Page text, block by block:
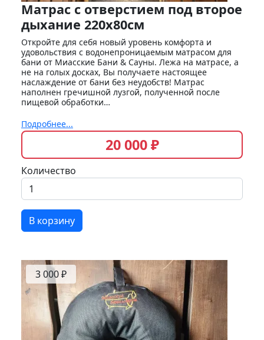
Матрас с отверстием под второе
дыхание 220х80см
Откройте для себя новый уровень комфорта и
удовольствия с водонепроницаемым матрасом для
бани от Миасские Бани & Сауны. Лежа на матрасе, а
не на голых досках, Вы получаете настоящее
наслаждение от бани без неудобств! Матрас
наполнен гречишной лузгой, полученной после
пищевой обработки…
Подробнее...
20 000 ₽
Количество
В корзину
3 000 ₽